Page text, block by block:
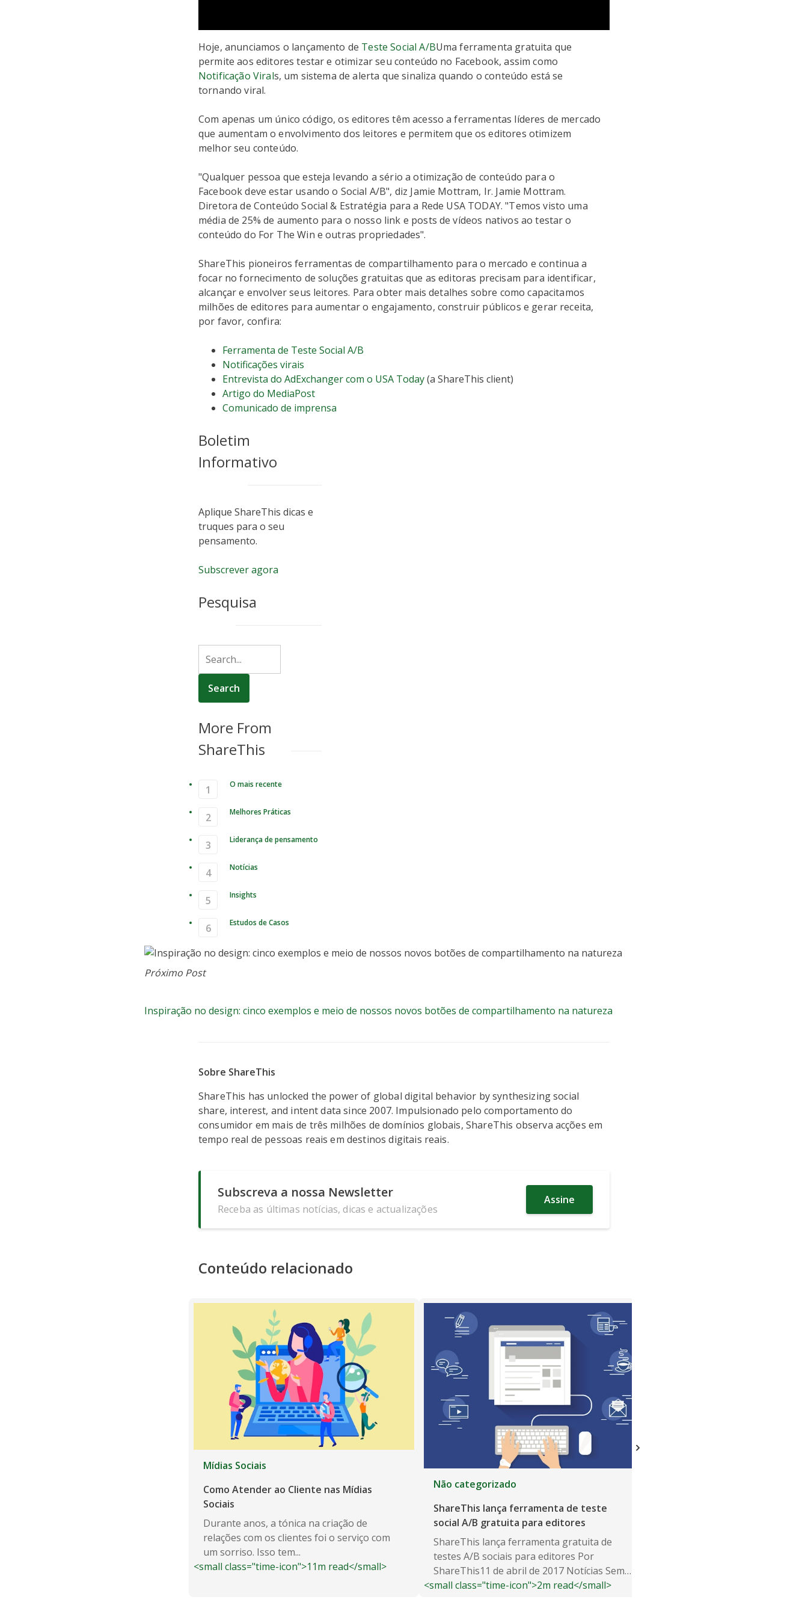
Hoje, anunciamos o lançamento de Teste Social A/BUma ferramenta gratuita que
permite aos editores testar e otimizar seu conteúdo no Facebook, assim como
Notificação Virals, um sistema de alerta que sinaliza quando o conteúdo está se
tornando viral.
Com apenas um único código, os editores têm acesso a ferramentas líderes de mercado
que aumentam o envolvimento dos leitores e permitem que os editores otimizem
melhor seu conteúdo.
"Qualquer pessoa que esteja levando a sério a otimização de conteúdo para o
Facebook deve estar usando o Social A/B", diz Jamie Mottram, Ir. Jamie Mottram.
Diretora de Conteúdo Social & Estratégia para a Rede USA TODAY. "Temos visto uma
média de 25% de aumento para o nosso link e posts de vídeos nativos ao testar o
conteúdo do For The Win e outras propriedades".
ShareThis pioneiros ferramentas de compartilhamento para o mercado e continua a
focar no fornecimento de soluções gratuitas que as editoras precisam para identificar,
alcançar e envolver seus leitores. Para obter mais detalhes sobre como capacitamos
milhões de editores para aumentar o engajamento, construir públicos e gerar receita,
por favor, confira:
Ferramenta de Teste Social A/B
Notificações virais
Entrevista do AdExchanger com o USA Today(a ShareThis client)
Artigo do MediaPost
Comunicado de imprensa
Boletim
Informativo
Aplique ShareThis dicas e
truques para o seu
pensamento.
Subscrever agora
Pesquisa
More From
ShareThis
O mais recente
Melhores Práticas
Liderança de pensamento
Notícias
Insights
Estudos de Casos
Próximo Post
Inspiração no design: cinco exemplos e meio de nossos novos botões de compartilhamento na natureza
Sobre ShareThis
ShareThis has unlocked the power of global digital behavior by synthesizing social
share, interest, and intent data since 2007. Impulsionado pelo comportamento do
consumidor em mais de três milhões de domínios globais, ShareThis observa acções em
tempo real de pessoas reais em destinos digitais reais.
Subscreva a nossa Newsletter
Receba as últimas notícias, dicas e actualizações
Assine
Conteúdo relacionado
Mídias Sociais
Como Atender ao Cliente nas Mídias
Sociais
Durante anos, a tónica na criação de
relações com os clientes foi o serviço com
um sorriso. Isso tem...
<small class="time-icon">11m read</small>
Não categorizado
ShareThis lança ferramenta de teste
social A/B gratuita para editores
ShareThis lança ferramenta gratuita de
testes A/B sociais para editores Por
ShareThis11 de abril de 2017 Notícias Sem
comentários...
<small class="time-icon">2m read</small>